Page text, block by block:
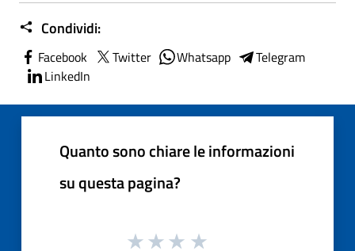
Condividi:
Facebook Twitter Whatsapp
Telegram
LinkedIn
Quanto sono chiare le informazioni
su questa pagina?